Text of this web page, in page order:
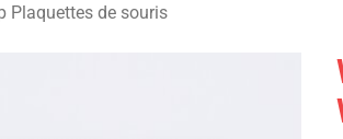
Plaquettes de souris